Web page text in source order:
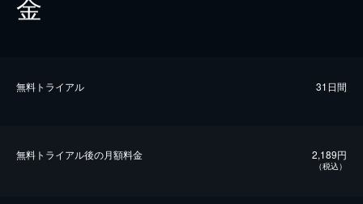
無料トライアル 31日間
無料トライアル後の⽉額料金 2,189円
（税込）